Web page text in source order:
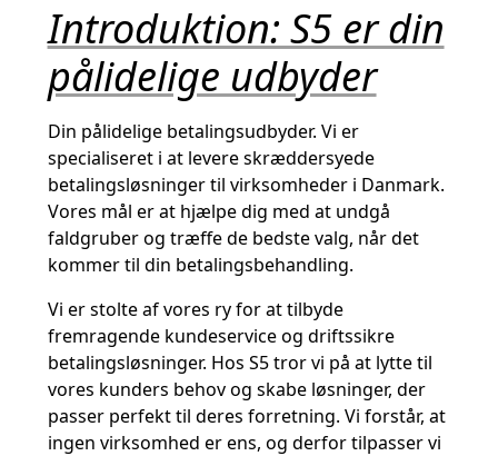
Introduktion: S5 er din
pålidelige udbyder
Din pålidelige betalingsudbyder. Vi er
specialiseret i at levere skræddersyede
betalingsløsninger til virksomheder i Danmark.
Vores mål er at hjælpe dig med at undgå
faldgruber og træffe de bedste valg, når det
kommer til din betalingsbehandling.
Vi er stolte af vores ry for at tilbyde
fremragende kundeservice og driftssikre
betalingsløsninger. Hos S5 tror vi på at lytte til
vores kunders behov og skabe løsninger, der
passer perfekt til deres forretning. Vi forstår, at
ingen virksomhed er ens, og derfor tilpasser vi